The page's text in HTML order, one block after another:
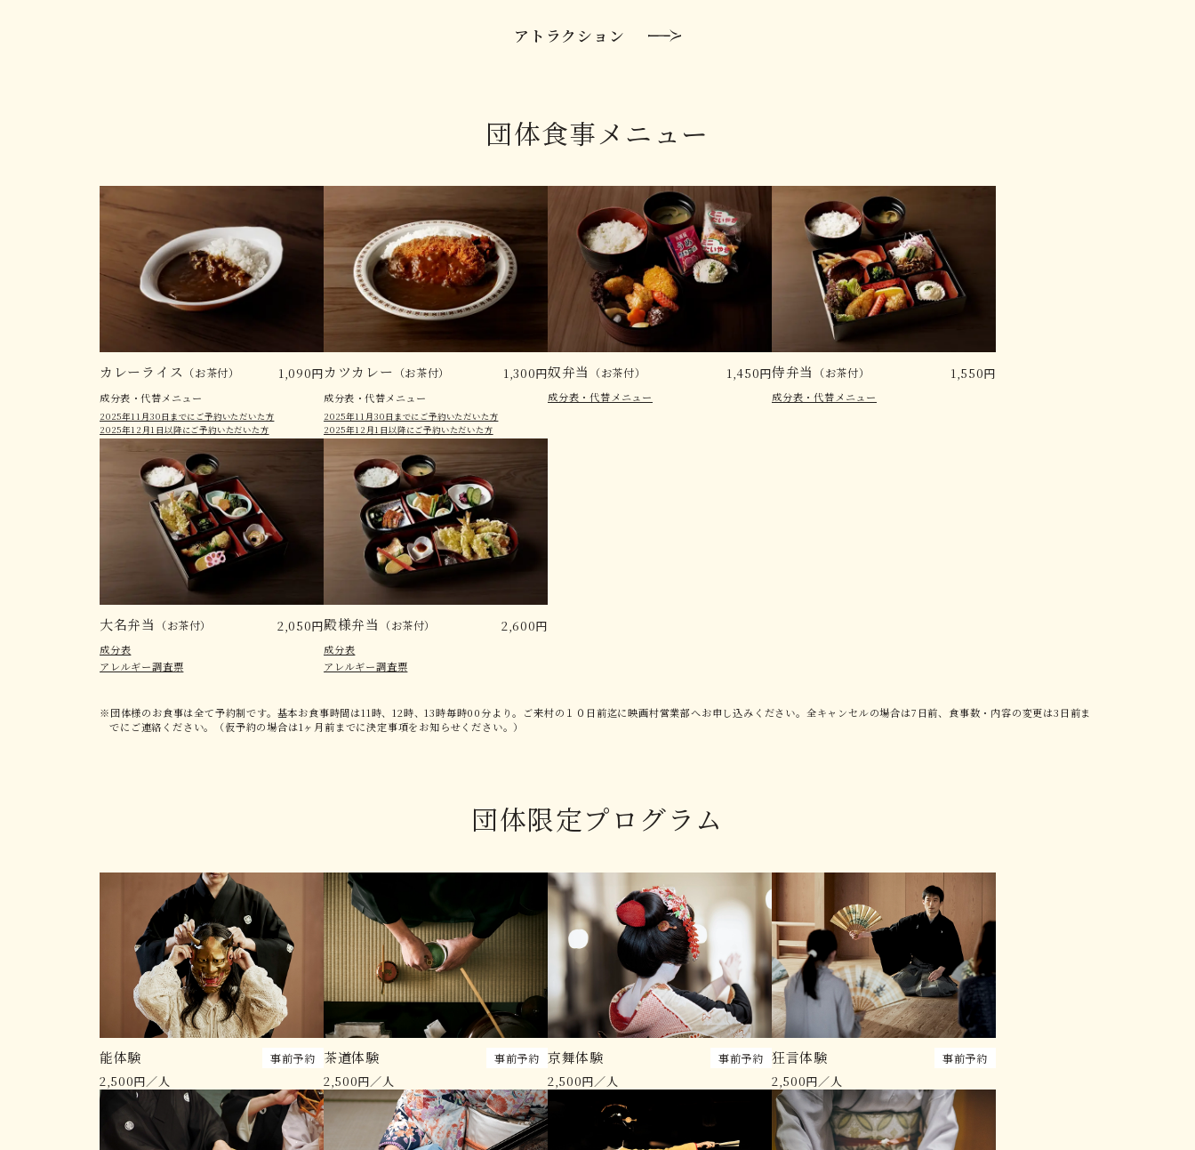
アトラクション
団体食事メニュー
カレーライス （お茶付） 1,090円
成分表・代替メニュー
2025年11月30日までにご予約いただいた方
2025年12月1日以降にご予約いただいた方
カツカレー （お茶付） 1,300円
成分表・代替メニュー
2025年11月30日までにご予約いただいた方
2025年12月1日以降にご予約いただいた方
奴弁当 （お茶付） 1,450円
成分表・代替メニュー
侍弁当 （お茶付） 1,550円
成分表・代替メニュー
大名弁当 （お茶付） 2,050円
成分表
アレルギー調査票
殿様弁当 （お茶付） 2,600円
成分表
アレルギー調査票
団体様のお食事は全て予約制です。基本お食事時間は11時、12時、13時毎時00分より。ご来村の１０日前迄に映画村営業部へお申し込みください。全キャンセルの場合は7日前、食事数・内容の変更は3日前ま
でにご連絡ください。（仮予約の場合は1ヶ月前までに決定事項をお知らせください。）
団体限定プログラム
能体験 事前予約
2,500円／人
茶道体験 事前予約
2,500円／人
京舞体験 事前予約
2,500円／人
狂言体験 事前予約
2,500円／人